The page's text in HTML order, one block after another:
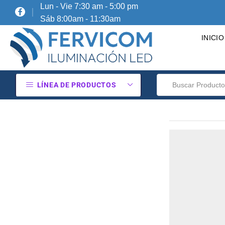
Lun - Vie 7:30 am - 5:00 pm
Sáb 8:00am - 11:30am
INICIO
LÍNEA DE PRODUCTOS